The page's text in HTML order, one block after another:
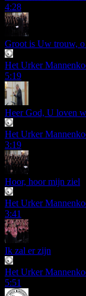
4:28
Groot is Uw trouw,
Het Urker
5:19
Heer God, U loven
Het Urker
3:19
Hoor, hoor mijn ziel
Het Urker
3:41
Ik zal er zijn
Het Urker
5:51